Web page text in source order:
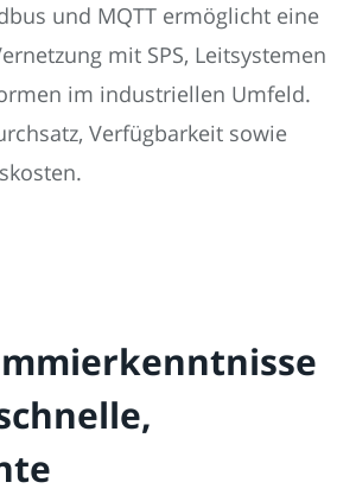
und MQTT ermöglicht eine
mit SPS, Leitsystemen
im industriellen Umfeld.
Verfügbarkeit sowie